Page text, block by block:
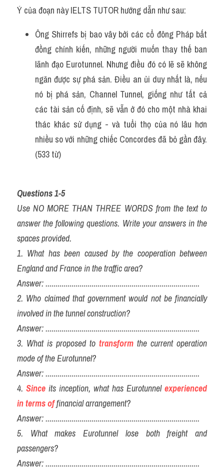
Ý của đoạn này IELTS TUTOR hướng dẫn như sau:
Ông Shirrefs bị bao vây bởi các cổ đông Pháp bất
đồng chính kiến, những người muốn thay thế ban
lãnh đạo Eurotunnel. Nhưng điều đó có lẽ sẽ không
ngăn được sự phá sản. Điều an ủi duy nhất là, nếu
nó bị phá sản, Channel Tunnel, giống như tất cả
các tài sản cố định, sẽ vẫn ở đó cho một nhà khai
thác khác sử dụng - và tuổi thọ của nó lâu hơn
nhiều so với những chiếc Concordes đã bỏ gần đây.
(533 từ)
Questions 1-5
Use NO MORE THAN THREE WORDS from the text to
answer the following questions. Write your answers in the
spaces provided.
1. What has been caused by the cooperation between
England and France in the traffic area?
Answer: .............................................................................
2. Who claimed that government would not be financially
involved in the tunnel construction?
Answer: .............................................................................
3. What is proposed to transform the current operation
mode of the Eurotunnel?
Answer: .............................................................................
4. Since its inception, what has Eurotunnel experienced
in terms offinancial arrangement?
Answer: .............................................................................
5. What makes Eurotunnel lose both freight and
passengers?
Answer: .............................................................................